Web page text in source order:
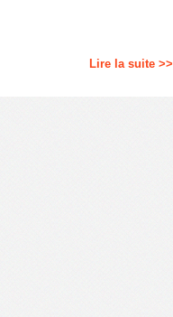
Lire la suite >>